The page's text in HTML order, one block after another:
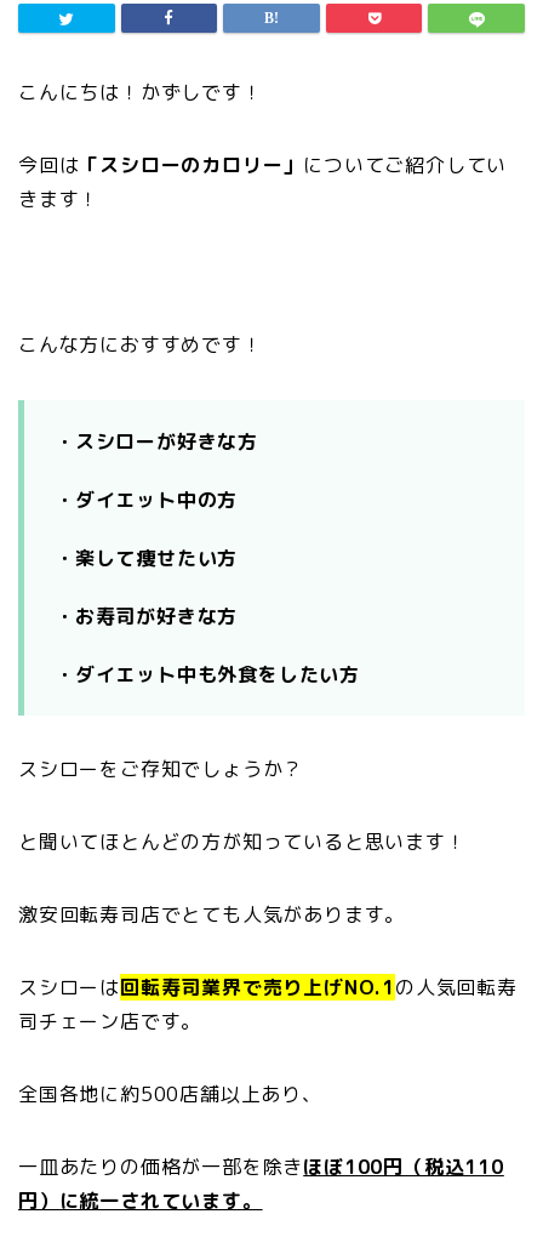
こんにちは！かずしです！
今回は 「スシローのカロリー」 についてご紹介してい
きます！
こんな方におすすめです！
・スシローが好きな方
・ダイエット中の方
・楽して痩せたい方
・お寿司が好きな方
・ダイエット中も外食をしたい方
スシローをご存知でしょうか？
と聞いてほとんどの方が知っていると思います！
激安回転寿司店でとても人気があります。
スシローは回転寿司業界で売り上げNO.1の人気回転寿
司チェーン店です。
全国各地に約500店舗以上あり、
一皿あたりの価格が一部を除きほぼ100円（税込110
円）に統一されています。